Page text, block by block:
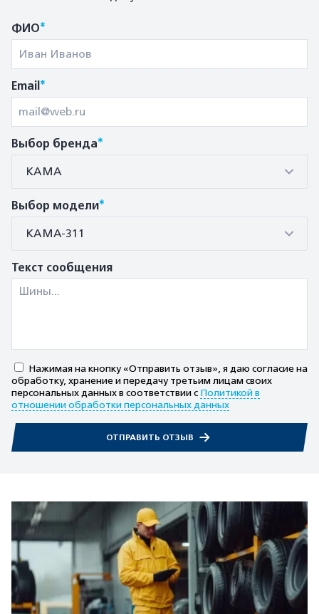
ФИО*
Email*
Выбор бренда*
КАМА
Выбор модели*
КАМА-311
Текст сообщения
Нажимая на кнопку «Отправить отзыв», я даю согласие на
обработку, хранение и передачу третьим лицам своих
персональных данных в соответствии с Политикой в
отношении обработки персональных данных
ОТПРАВИТЬ ОТЗЫВ